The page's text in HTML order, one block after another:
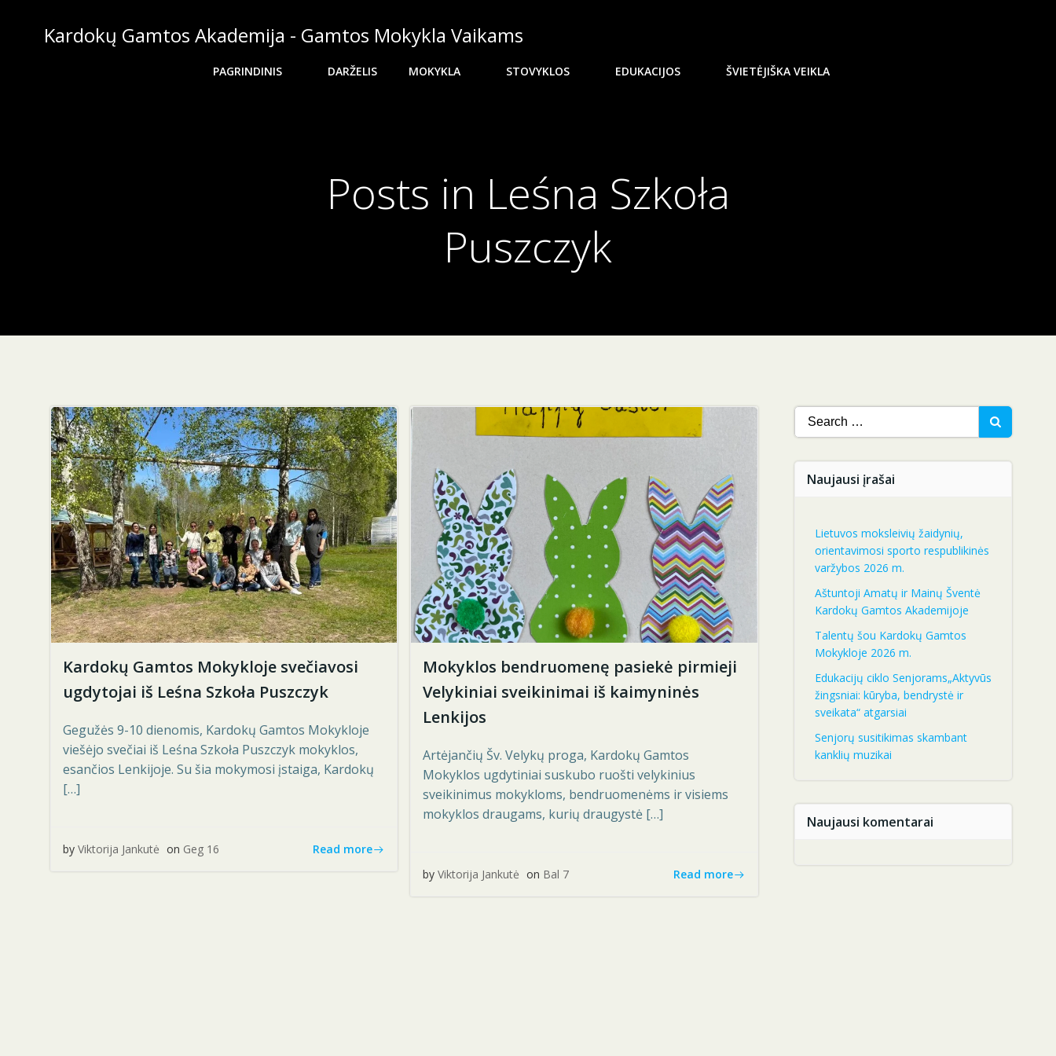
Kardokų Gamtos Akademija - Gamtos Mokykla Vaikams
PAGRINDINIS DARŽELIS MOKYKLA STOVYKLOS EDUKACIJOS ŠVIETĖJIŠKA VEIKLA
Posts in Leśna Szkoła
Puszczyk
Kardokų Gamtos Mokykloje svečiavosi
ugdytojai iš Leśna Szkoła Puszczyk
Gegužės 9-10 dienomis, Kardokų Gamtos Mokykloje
viešėjo svečiai iš Leśna Szkoła Puszczyk mokyklos,
esančios Lenkijoje. Su šia mokymosi įstaiga, Kardokų
[…]
by Viktorija Jankutė on Geg 16 Read more
Mokyklos bendruomenę pasiekė pirmieji
Velykiniai sveikinimai iš kaimyninės
Lenkijos
Artėjančių Šv. Velykų proga, Kardokų Gamtos
Mokyklos ugdytiniai suskubo ruošti velykinius
sveikinimus mokykloms, bendruomenėms ir visiems
mokyklos draugams, kurių draugystė […]
by Viktorija Jankutė on Bal 7 Read more
Search
for:
Naujausi įrašai
Lietuvos moksleivių žaidynių,
orientavimosi sporto respublikinės
varžybos 2026 m.
Aštuntoji Amatų ir Mainų Šventė
Kardokų Gamtos Akademijoje
Talentų šou Kardokų Gamtos
Mokykloje 2026 m.
Edukacijų ciklo Senjorams„Aktyvūs
žingsniai: kūryba, bendrystė ir
sveikata“ atgarsiai
Senjorų susitikimas skambant
kanklių muzikai
Naujausi komentarai